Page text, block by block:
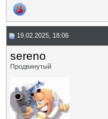
19.02.2025, 18:06
sereno
Продвинутый